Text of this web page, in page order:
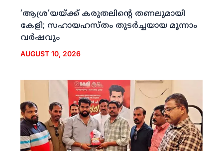
‘ആശ്ര’യയ്ക്ക് കരുതലിന്റെ തണലുമായി
കേളി; സഹായഹസ്തം തുടര്‍ച്ചയായ മൂന്നാം
വര്‍ഷവും
AUGUST 10, 2026